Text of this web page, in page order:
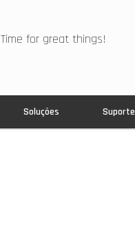
Time for great things!
Soluções Suporte